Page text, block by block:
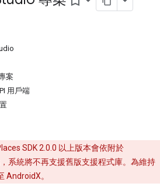
案
用戶端
SDK 2.0.0 以上版本會依附於
系統將不再支援舊版支援程式庫。為維持
AndroidX。